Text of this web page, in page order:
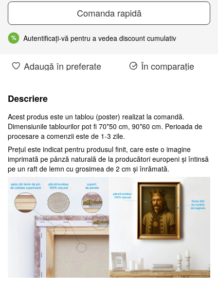
Comanda rapidă
% Autentificați-vă pentru a vedea discount cumulativ
Adaugă în preferate În comparație
Descriere
Acest produs este un tablou (poster) realizat la comandă.
Dimensiunile tablourilor pot fi 70*50 cm, 90*60 cm. Perioada de
procesare a comenzii este de 1-3 zile.
Prețul este indicat pentru produsul finit, care este o imagine
imprimată pe pânză naturală de la producători europeni și întinsă
pe un raft de lemn cu grosimea de 2 cm și înrămată.